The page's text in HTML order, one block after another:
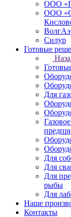
ООО
ООО
Силур
Готовые
Для
Для
Для
Для
рыбы
Для
Наше
Контакты